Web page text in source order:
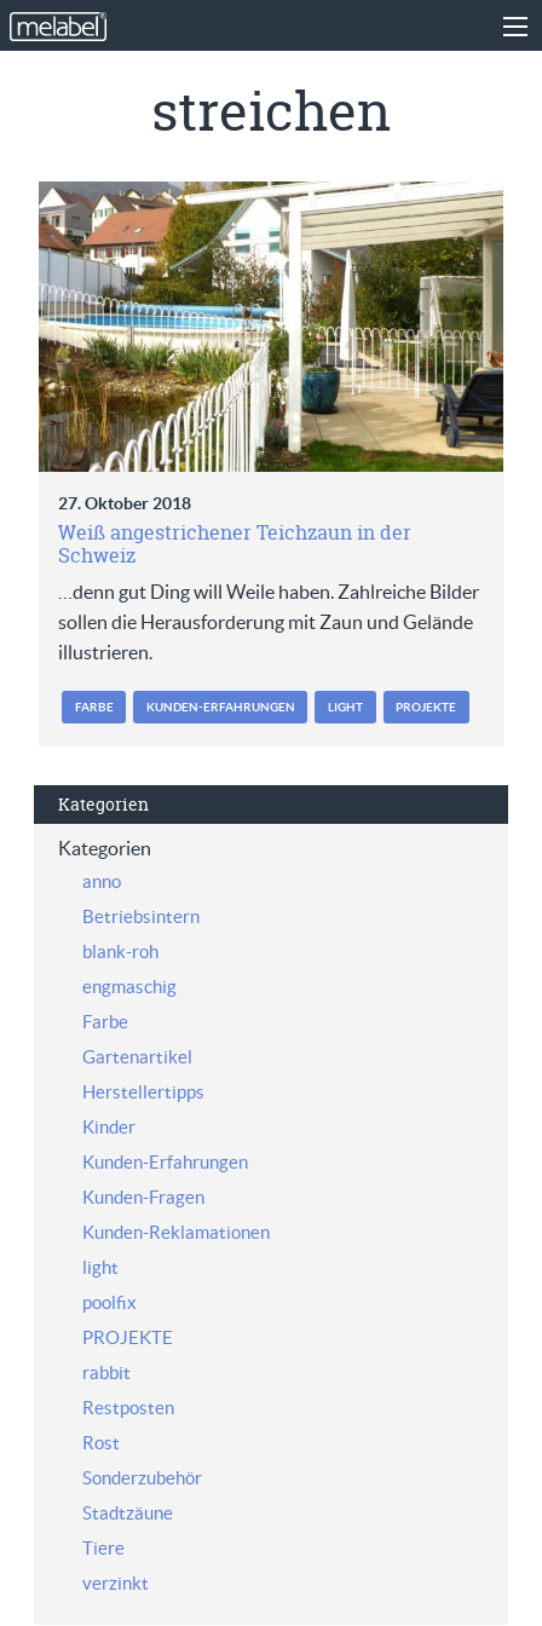
streichen
27. Oktober 2018
Weiß angestrichener Teichzaun in der
Schweiz
…denn gut Ding will Weile haben. Zahlreiche Bilder
sollen die Herausforderung mit Zaun und Gelände
illustrieren.
FARBE KUNDEN-ERFAHRUNGEN LIGHT PROJEKTE
Kategorien
Kategorien
anno
Betriebsintern
blank-roh
engmaschig
Farbe
Gartenartikel
Herstellertipps
Kinder
Kunden-Erfahrungen
Kunden-Fragen
Kunden-Reklamationen
light
poolfix
PROJEKTE
rabbit
Restposten
Rost
Sonderzubehör
Stadtzäune
Tiere
verzinkt